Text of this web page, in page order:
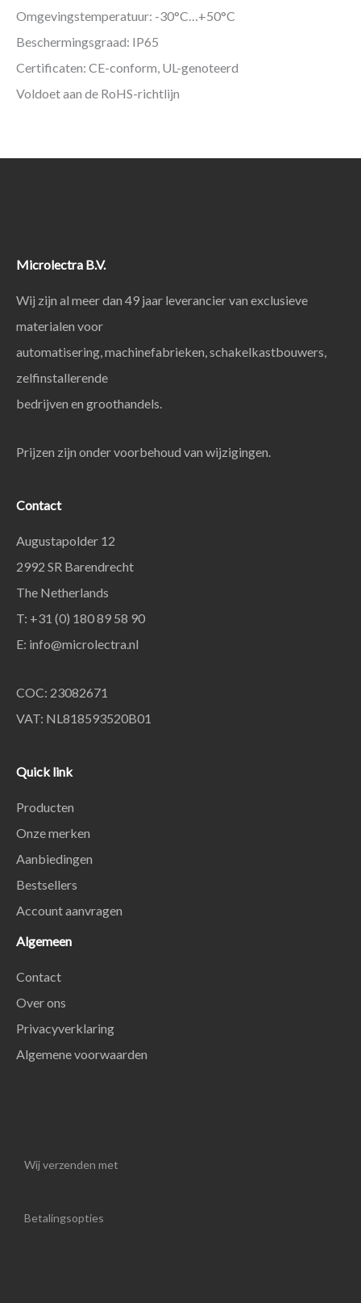
Omgevingstemperatuur: -30°C…+50°C
Beschermingsgraad: IP65
Certificaten: CE-conform, UL-genoteerd
Voldoet aan de RoHS-richtlijn
Microlectra B.V.
Wij zijn al meer dan 49 jaar leverancier van exclusieve
materialen voor
automatisering, machinefabrieken, schakelkastbouwers,
zelfinstallerende
bedrijven en groothandels.
Prijzen zijn onder voorbehoud van wijzigingen.
Contact
Augustapolder 12
2992 SR Barendrecht
The Netherlands
T: +31 (0) 180 89 58 90
E: info@microlectra.nl
COC: 23082671
VAT: NL818593520B01
Quick link
Producten
Onze merken
Aanbiedingen
Bestsellers
Account aanvragen
Algemeen
Contact
Over ons
Privacyverklaring
Algemene voorwaarden
Wij verzenden met
Betalingsopties